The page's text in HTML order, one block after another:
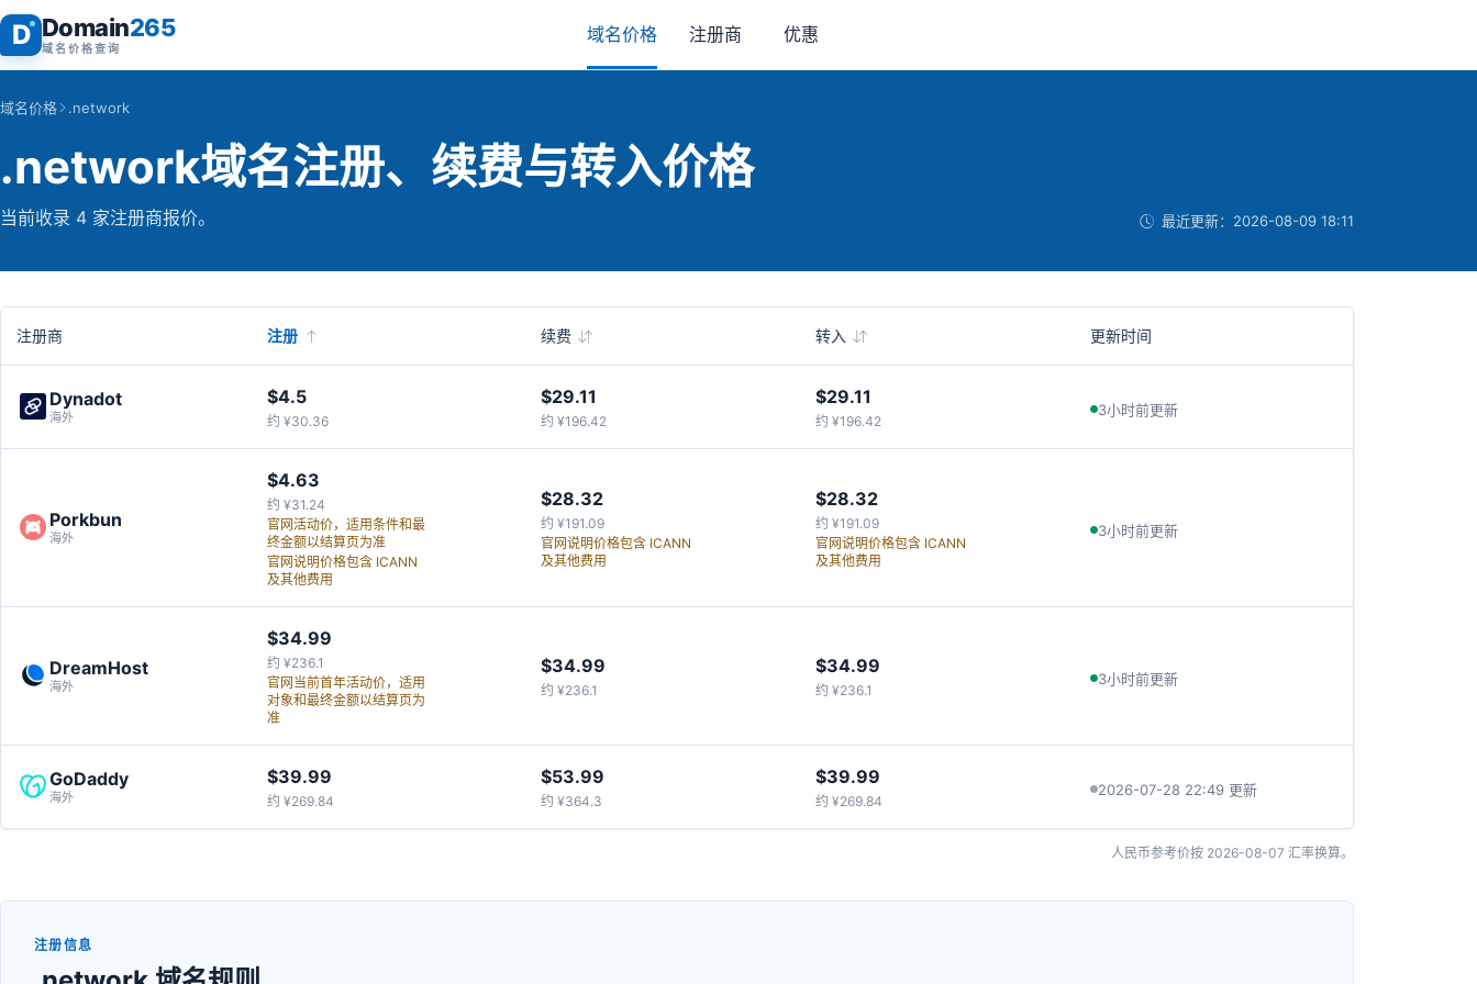
D Domain265
域名价格查询
域名价格 注册商 优惠
域名价格 .network
.network域名注册、续费与转入价格
当前收录 4 家注册商报价。 最近更新： 2026-08-09 18:11
注册商 注册 续费 转入 更新时间
Dynadot
海外
$4.5
约 ¥30.36
$29.11
约 ¥196.42
$29.11
约 ¥196.42
3小时前更新
Porkbun
海外
$4.63
约 ¥31.24
官网活动价，适用条件和最
终金额以结算页为准
官网说明价格包含 ICANN
及其他费用
$28.32
约 ¥191.09
官网说明价格包含 ICANN
及其他费用
$28.32
约 ¥191.09
官网说明价格包含 ICANN
及其他费用
3小时前更新
DreamHost
海外
$34.99
约 ¥236.1
官网当前首年活动价，适用
对象和最终金额以结算页为
准
$34.99
约 ¥236.1
$34.99
约 ¥236.1
3小时前更新
GoDaddy
海外
$39.99
约 ¥269.84
$53.99
约 ¥364.3
$39.99
约 ¥269.84
2026-07-28 22:49 更新
人民币参考价按 2026-08-07 汇率换算。
注册信息